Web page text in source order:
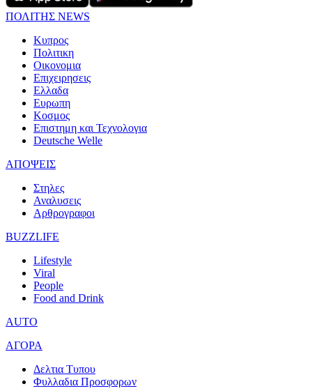
ΠΟΛΙΤΗΣ NEWS
Κυπρος
Πολιτικη
Οικονομια
Επιχειρησεις
Ελλαδα
Ευρωπη
Κοσμος
Επιστημη και Τεχνολογια
Deutsche Welle
ΑΠΟΨΕΙΣ
Στηλες
Αναλυσεις
Αρθρογραφοι
BUZZLIFE
Lifestyle
Viral
People
Food and Drink
AUTO
ΑΓΟΡΑ
Δελτια Τυπου
Φυλλαδια Προσφορων